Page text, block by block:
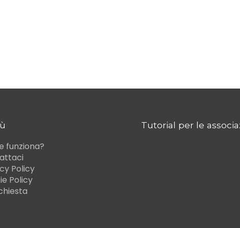
funziona?
Policy
Policy
Tutorial per le